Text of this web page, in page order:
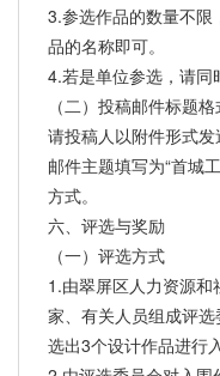
3.参选作品的数量不限
品的名称即可。
4.若是单位参选，请同
（二）投稿邮件标题格
请投稿人以附件形式发
邮件主题填写为“首城
方式。
六、评选与奖励
（一）评选方式
1.由翠屏区人力资源和
家、有关人员组成评选
选出3个设计作品进行